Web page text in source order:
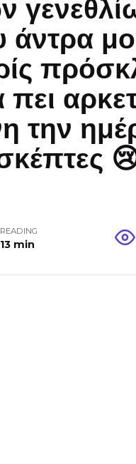
άντρα
πει
την
READING
13 min